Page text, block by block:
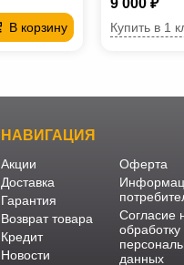
В корзину
9 000 ₽
Купить в 1
НАВИГАЦИЯ
Акции
Доставка
Гарантия
Возврат товара
Кредит
Новости
Оферта
Согласие
обработку
данных